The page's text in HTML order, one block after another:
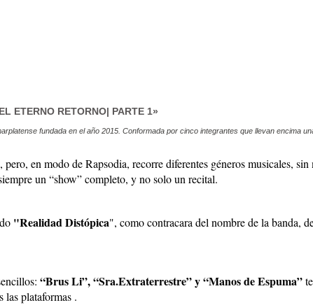
ETERNO RETORNO| PARTE 1»
fundada en el año 2015. Conformada por cinco integrantes que llevan encima
en modo de Rapsodia, recorre diferentes géneros musicales,
un “show” completo, y no solo un recital.
"Realidad Distópica", como contracara del nombre de la banda,
“Brus Li”, “Sra.Extraterrestre” y “Manos de Espuma”
las plataformas .